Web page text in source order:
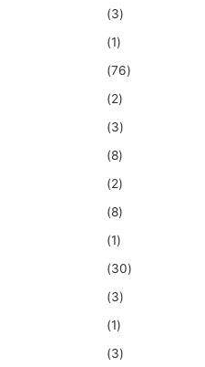
(3)
(1)
(76)
(2)
(3)
(8)
(2)
(8)
(1)
(30)
(3)
(1)
(3)